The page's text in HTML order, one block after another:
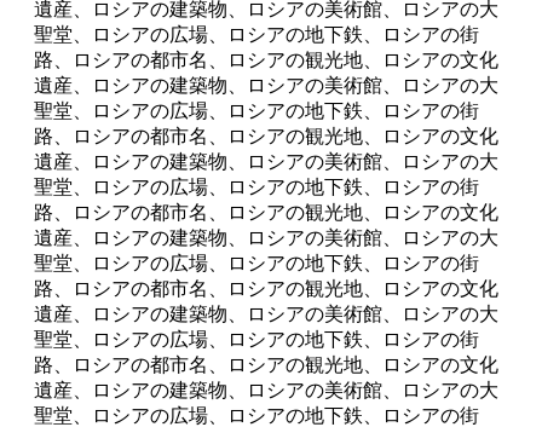
遺産、ロシアの建築物、ロシアの美術館、ロシアの大
聖堂、ロシアの広場、ロシアの地下鉄、ロシアの街
路、ロシアの都市名、ロシアの観光地、ロシアの文化
遺産、ロシアの建築物、ロシアの美術館、ロシアの大
聖堂、ロシアの広場、ロシアの地下鉄、ロシアの街
路、ロシアの都市名、ロシアの観光地、ロシアの文化
遺産、ロシアの建築物、ロシアの美術館、ロシアの大
聖堂、ロシアの広場、ロシアの地下鉄、ロシアの街
路、ロシアの都市名、ロシアの観光地、ロシアの文化
遺産、ロシアの建築物、ロシアの美術館、ロシアの大
聖堂、ロシアの広場、ロシアの地下鉄、ロシアの街
路、ロシアの都市名、ロシアの観光地、ロシアの文化
遺産、ロシアの建築物、ロシアの美術館、ロシアの大
聖堂、ロシアの広場、ロシアの地下鉄、ロシアの街
路、ロシアの都市名、ロシアの観光地、ロシアの文化
遺産、ロシアの建築物、ロシアの美術館、ロシアの大
聖堂、ロシアの広場、ロシアの地下鉄、ロシアの街